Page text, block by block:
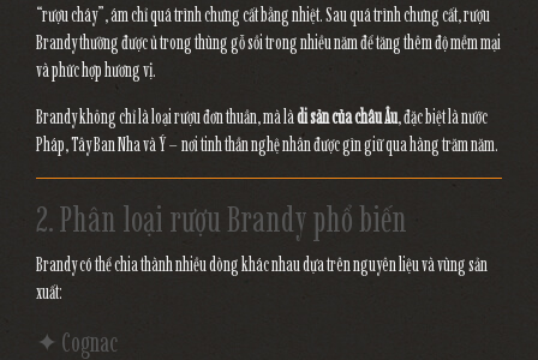
“rượu cháy”, ám chỉ quá trình chưng cất bằng nhiệt. Sau quá trình chưng cất, rượu
Brandy thường được ủ trong thùng gỗ sồi trong nhiều năm để tăng thêm độ mềm mại
và phức hợp hương vị.
Brandy không chỉ là loại rượu đơn thuần, mà làdi sản của châu Âu, đặc biệt là nước
Pháp, Tây Ban Nha và Ý – nơi tinh thần nghệ nhân được gìn giữ qua hàng trăm năm.
2. Phân loại rượu Brandy phổ biến
Brandy có thể chia thành nhiều dòng khác nhau dựa trên nguyên liệu và vùng sản
xuất:
✦ Cognac